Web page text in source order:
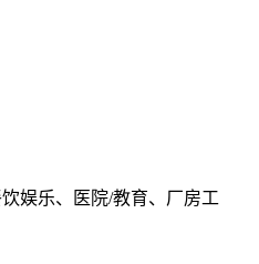
娱乐、医院/教育、厂房工